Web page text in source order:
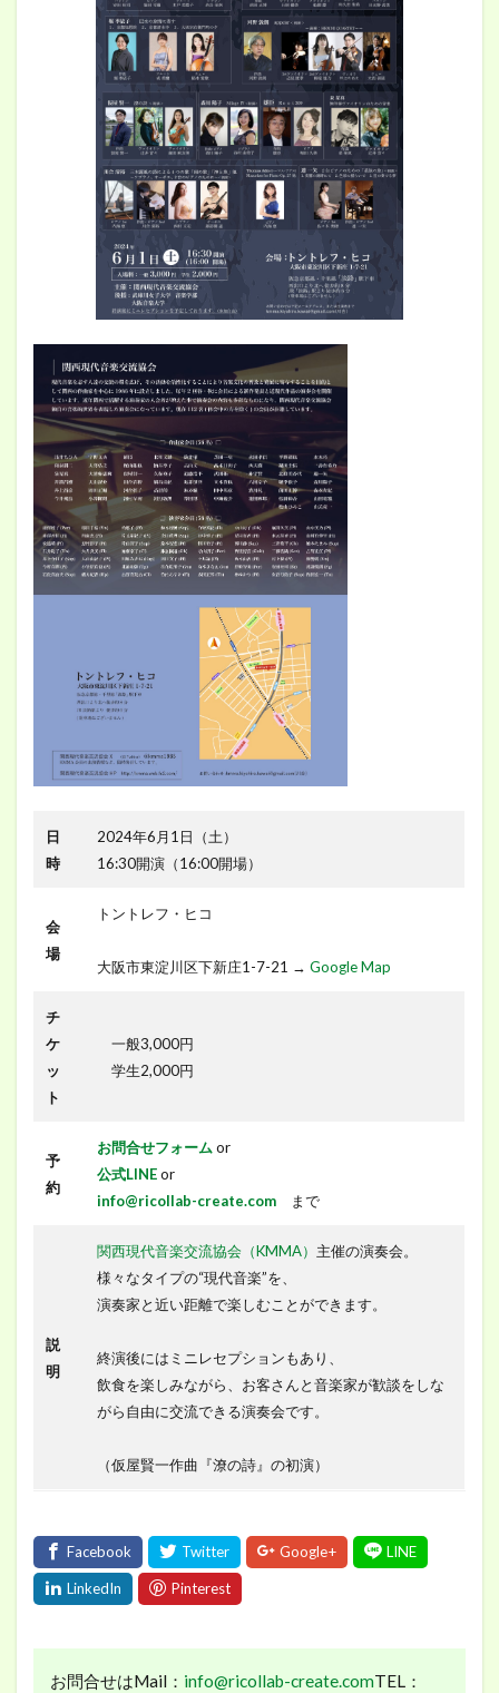
日
時
2024年6月1日（土）
16:30開演（16:00開場）
会
場
トントレフ・ヒコ
大阪市東淀川区下新庄1-7-21 → Google Map
チ
ケ
ッ
ト
一般3,000円
学生2,000円
予
約
お問合せフォームor
公式LINEor
info@ricollab-create.com まで
説
明
関西現代音楽交流協会（KMMA） 主催の演奏会。
様々なタイプの“現代音楽”を、
演奏家と近い距離で楽しむことができます。
終演後にはミニレセプションもあり、
飲食を楽しみながら、お客さんと音楽家が歓談をしな
がら自由に交流できる演奏会です。
（仮屋賢一作曲『潦の詩』の初演）
お問合せはMail： info@ricollab-create.comTEL：